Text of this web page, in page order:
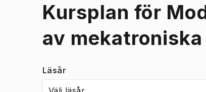
Kursplan för
av
Läsår